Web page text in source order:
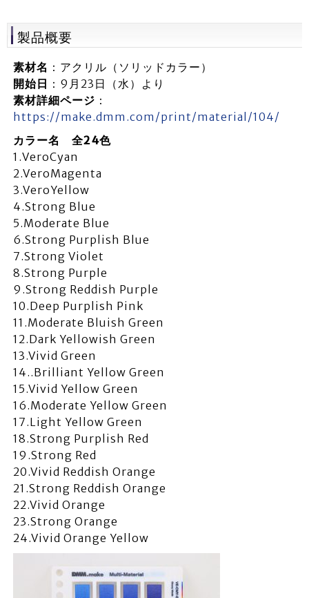
製品概要
素材名 ：アクリル（ソリッドカラー）
開始日 ：9月23日（水）より
素材詳細ページ ：
https://make.dmm.com/print/material/104/
カラー名 全24色
1.VeroCyan
2.VeroMagenta
3.VeroYellow
4.Strong Blue
5.Moderate Blue
6.Strong Purplish Blue
7.Strong Violet
8.Strong Purple
9.Strong Reddish Purple
10.Deep Purplish Pink
11.Moderate Bluish Green
12.Dark Yellowish Green
13.Vivid Green
14..Brilliant Yellow Green
15.Vivid Yellow Green
16.Moderate Yellow Green
17.Light Yellow Green
18.Strong Purplish Red
19.Strong Red
20.Vivid Reddish Orange
21.Strong Reddish Orange
22.Vivid Orange
23.Strong Orange
24.Vivid Orange Yellow